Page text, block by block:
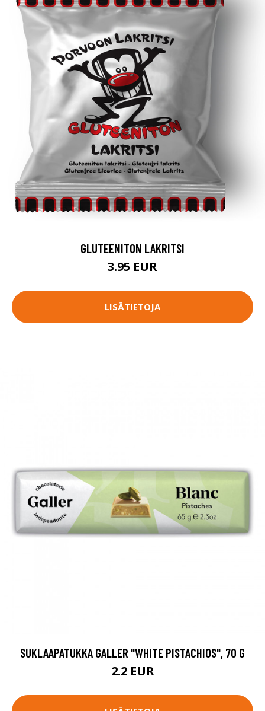
GLUTEENITON LAKRITSI
3.95 EUR
LISÄTIETOJA
SUKLAAPATUKKA GALLER "WHITE PISTACHIOS", 70 G
2.2 EUR